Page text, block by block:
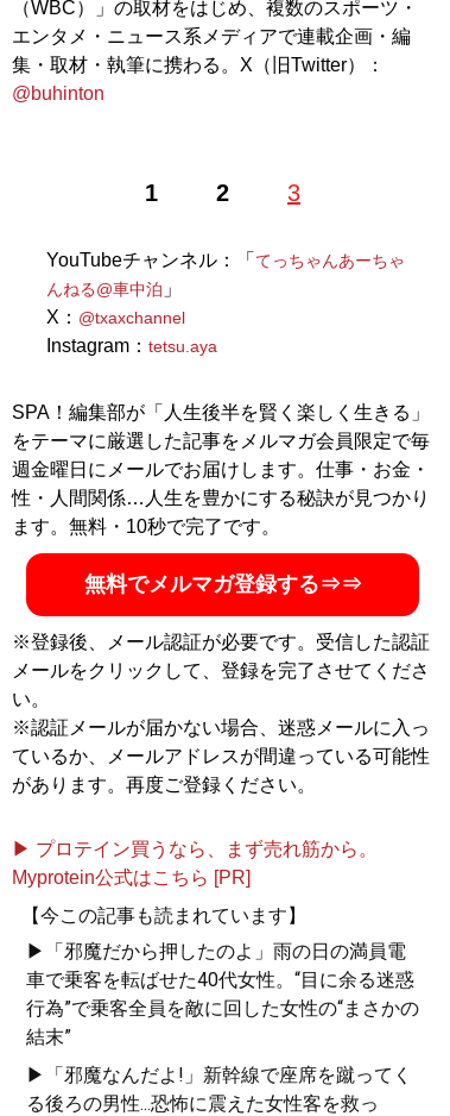
（WBC）」の取材をはじめ、複数のスポーツ・
エンタメ・ニュース系メディアで連載企画・編
集・取材・執筆に携わる。X（旧Twitter）：
@buhinton
1 2 3
YouTubeチャンネル：「 てっちゃんあーちゃ
んねる@車中泊 」
X： @txaxchannel
Instagram： tetsu.aya
SPA！編集部が「人生後半を賢く楽しく生きる」
をテーマに厳選した記事をメルマガ会員限定で毎
週金曜日にメールでお届けします。仕事・お金・
性・人間関係…人生を豊かにする秘訣が見つかり
ます。無料・10秒で完了です。
無料でメルマガ登録する⇒⇒
※登録後、メール認証が必要です。受信した認証
メールをクリックして、登録を完了させてくださ
い。
※認証メールが届かない場合、迷惑メールに入っ
ているか、メールアドレスが間違っている可能性
があります。再度ご登録ください。
▶ プロテイン買うなら、まず売れ筋から。
Myprotein公式はこちら [PR]
【今この記事も読まれています】
▶「邪魔だから押したのよ」雨の日の満員電
車で乗客を転ばせた40代女性。“目に余る迷惑
行為”で乗客全員を敵に回した女性の“まさかの
結末”
▶「邪魔なんだよ!」新幹線で座席を蹴ってく
る後ろの男性...恐怖に震えた女性客を救っ